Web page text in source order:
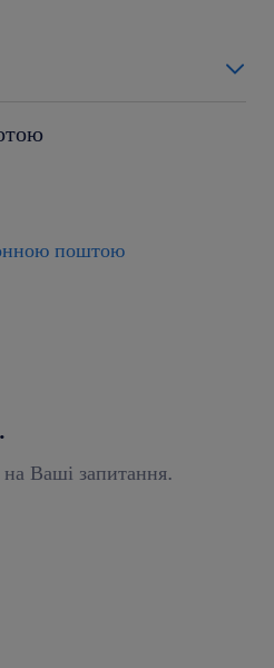
поштою
на Ваші запитання.